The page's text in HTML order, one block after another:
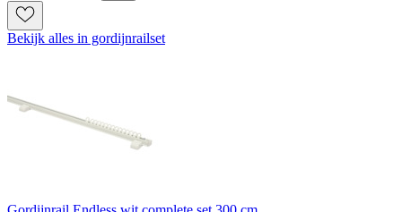
Bekijk alles in gordijnrailset